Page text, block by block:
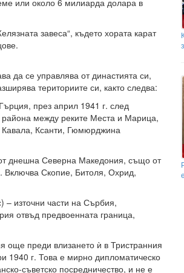
или около 6 милиарда долара в
завеса“, където хората карат
да се управлява от династията си,
териториите си, както следва:
през април 1941 г. след
между реките Места и Марица,
Кавала, Ксанти, Гюмюрджина
днешна Северна Македония, също от
Включва Скопие, Битоля, Охрид,
източни части на Сърбия,
отвъд предвоенната граница,
преди влизането ѝ в Тристранния
1940 г. Това е мирно дипломатическо
съветско посредничество, и не е